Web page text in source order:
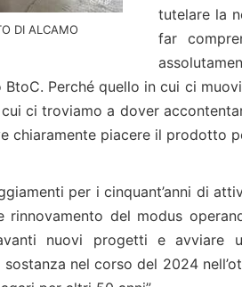
DI ALCAMO
tutelare la
far
Perché quello in cui ci
ci troviamo a dover
chiaramente piacere il prodotto
per i cinquant’anni di
rinnovamento del modus
nuovi progetti e avviare
nel corso del 2024